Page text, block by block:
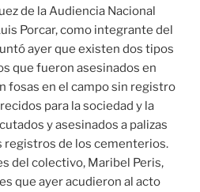
de la Audiencia Nacional
Porcar, como integrante del
ayer que existen dos tipos
que fueron asesinados en
fosas en el campo sin registro
para la sociedad y la
y asesinados a palizas
registros de los cementerios.
del colectivo, Maribel Peris,
que ayer acudieron al acto